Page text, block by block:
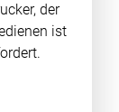
der
ist